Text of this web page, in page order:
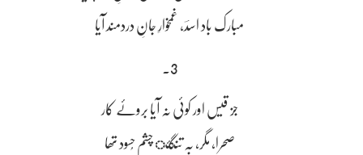
مبارک باد اسدؔ، غمخوارِ جانِ دردمند آیا
3۔
جز قیس اور کوئی نہ آیا بروئے کار
صحرا، مگر، بہ تنگئ چشمِ حُسود تھا